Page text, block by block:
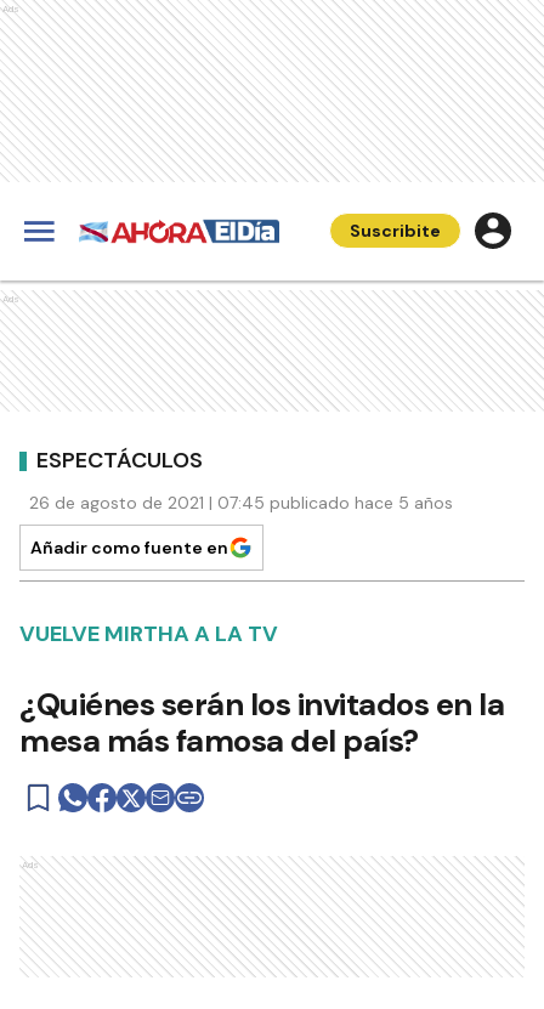
Ads
Suscribite
Ads
ESPECTÁCULOS
26 de agosto de 2021 | 07:45 publicado hace 5 años
Añadir como fuente en
VUELVE MIRTHA A LA TV
¿Quiénes serán los invitados en la
mesa más famosa del país?
Ads